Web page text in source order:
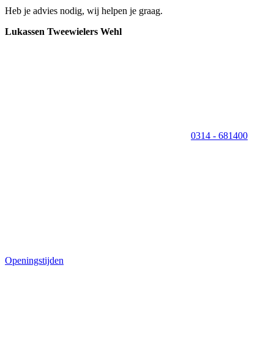
Heb je advies nodig, wij helpen je graag.
Lukassen Tweewielers Wehl
0314 - 681400
Openingstijden